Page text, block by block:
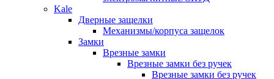
Kale
Дверные защелки
Механизмы/корпуса защелок
Замки
Врезные замки
Врезные замки без ручек
Врезные замки без ручек